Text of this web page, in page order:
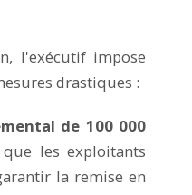
l'exécutif impose
drastiques :
de 100 000
les exploitants
la remise en